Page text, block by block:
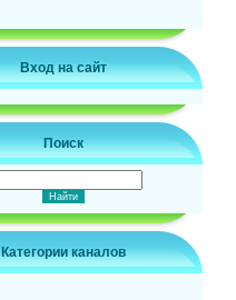
Вход на сайт
Поиск
Категории каналов